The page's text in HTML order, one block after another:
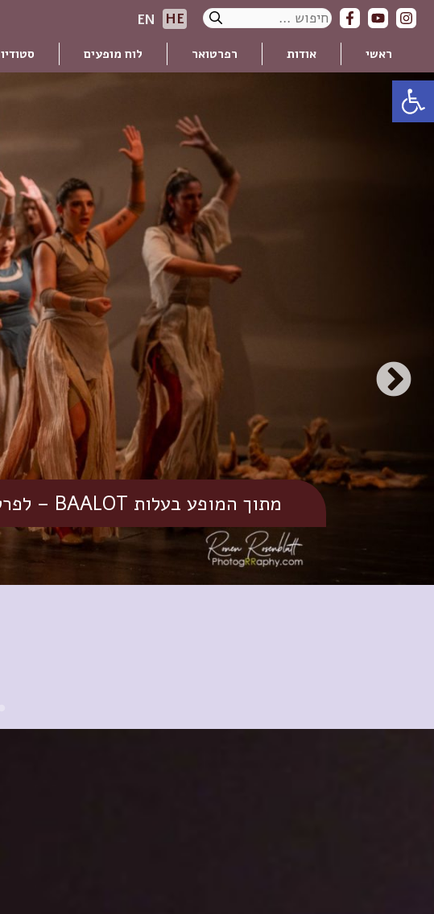
פתח סרגל נגישות
לדלג
לתוכן
חיפוש: HE
EN
ראשי אודות רפרטואר לוח מופעים סטודיו
מתוך המופע בעלות BAALOT – לפרטים ומידע לחצו כאן